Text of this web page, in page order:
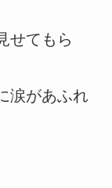
せてもら
涙があふれ